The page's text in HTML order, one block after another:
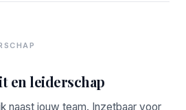
en leiderschap
naast jouw team. Inzetbaar voor